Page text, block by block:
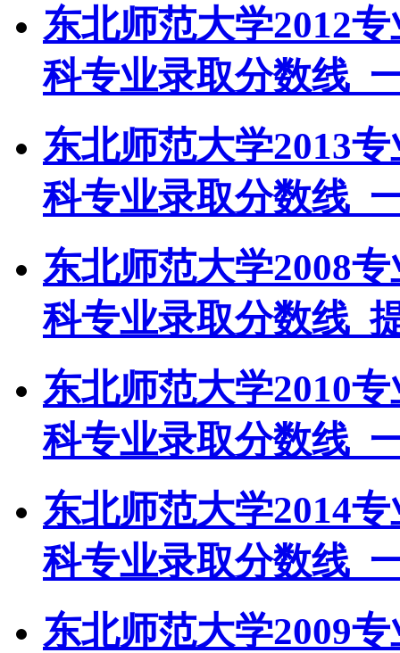
东北师范大学2012
科专业录取分数线_
东北师范大学2013
科专业录取分数线_
东北师范大学2008
科专业录取分数线_
东北师范大学2010
科专业录取分数线_
东北师范大学2014
科专业录取分数线_
东北师范大学2009